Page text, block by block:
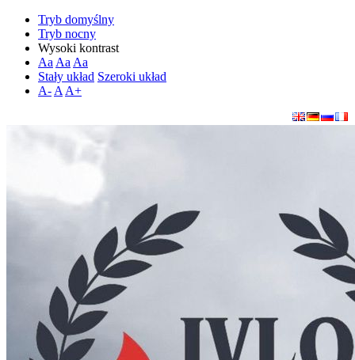
Tryb domyślny
Tryb nocny
Wysoki kontrast
Aa Aa Aa
Stały układ Szeroki układ
A- A A+